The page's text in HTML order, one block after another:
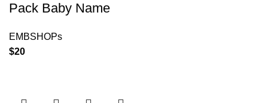
Pack Baby Name
EMBSHOPs
$20